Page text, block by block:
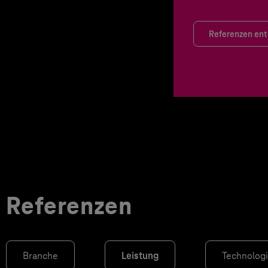
Referenzen
Referenzen
Branche Leistung